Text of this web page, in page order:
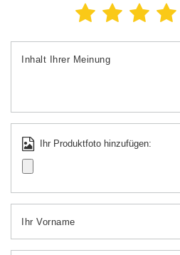
Inhalt Ihrer Meinung
Ihr Produktfoto hinzufügen:
Ihr Vorname